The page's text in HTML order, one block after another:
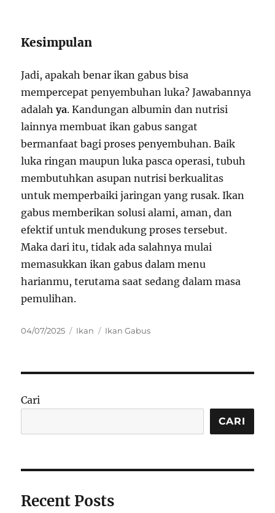
Kesimpulan
Jadi, apakah benar ikan gabus bisa
mempercepat penyembuhan luka? Jawabannya
adalahya. Kandungan albumin dan nutrisi
lainnya membuat ikan gabus sangat
bermanfaat bagi proses penyembuhan. Baik
luka ringan maupun luka pasca operasi, tubuh
membutuhkan asupan nutrisi berkualitas
untuk memperbaiki jaringan yang rusak. Ikan
gabus memberikan solusi alami, aman, dan
efektif untuk mendukung proses tersebut.
Maka dari itu, tidak ada salahnya mulai
memasukkan ikan gabus dalam menu
harianmu, terutama saat sedang dalam masa
pemulihan.
Posted
04/07/2025 Categories
Ikan Tags
Ikan Gabus
Cari
CARI
Recent Posts